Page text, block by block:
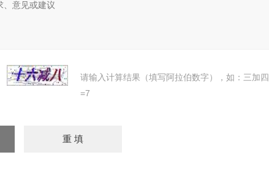
请输入计算结果（填写阿拉伯数字），如：三加四
=7